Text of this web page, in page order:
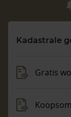
Vragen?
088
Kadastrale
Gratis